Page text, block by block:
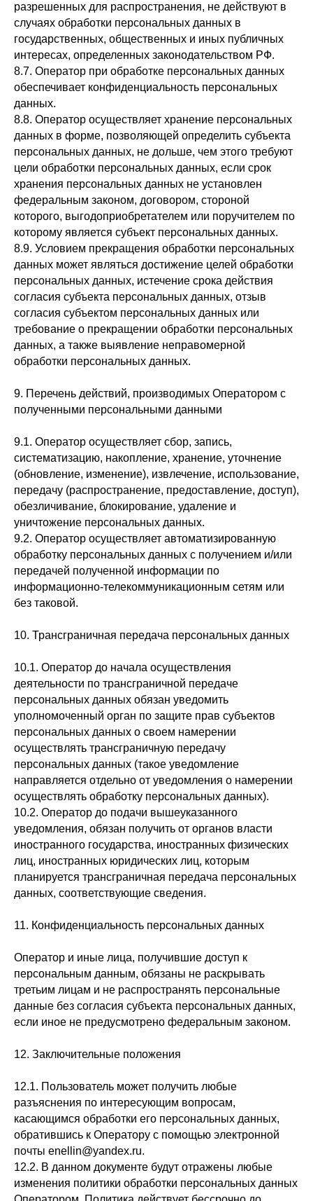
разрешенных для распространения, не действуют в
случаях обработки персональных данных в
государственных, общественных и иных публичных
интересах, определенных законодательством РФ.
8.7. Оператор при обработке персональных данных
обеспечивает конфиденциальность персональных
данных.
8.8. Оператор осуществляет хранение персональных
данных в форме, позволяющей определить субъекта
персональных данных, не дольше, чем этого требуют
цели обработки персональных данных, если срок
хранения персональных данных не установлен
федеральным законом, договором, стороной
которого, выгодоприобретателем или поручителем по
которому является субъект персональных данных.
8.9. Условием прекращения обработки персональных
данных может являться достижение целей обработки
персональных данных, истечение срока действия
согласия субъекта персональных данных, отзыв
согласия субъектом персональных данных или
требование о прекращении обработки персональных
данных, а также выявление неправомерной
обработки персональных данных.
9. Перечень действий, производимых Оператором с
полученными персональными данными
9.1. Оператор осуществляет сбор, запись,
систематизацию, накопление, хранение, уточнение
(обновление, изменение), извлечение, использование,
передачу (распространение, предоставление, доступ),
обезличивание, блокирование, удаление и
уничтожение персональных данных.
9.2. Оператор осуществляет автоматизированную
обработку персональных данных с получением и/или
передачей полученной информации по
информационно-телекоммуникационным сетям или
без таковой.
10. Трансграничная передача персональных данных
10.1. Оператор до начала осуществления
деятельности по трансграничной передаче
персональных данных обязан уведомить
уполномоченный орган по защите прав субъектов
персональных данных о своем намерении
осуществлять трансграничную передачу
персональных данных (такое уведомление
направляется отдельно от уведомления о намерении
осуществлять обработку персональных данных).
10.2. Оператор до подачи вышеуказанного
уведомления, обязан получить от органов власти
иностранного государства, иностранных физических
лиц, иностранных юридических лиц, которым
планируется трансграничная передача персональных
данных, соответствующие сведения.
11. Конфиденциальность персональных данных
Оператор и иные лица, получившие доступ к
персональным данным, обязаны не раскрывать
третьим лицам и не распространять персональные
данные без согласия субъекта персональных данных,
если иное не предусмотрено федеральным законом.
12. Заключительные положения
12.1. Пользователь может получить любые
разъяснения по интересующим вопросам,
касающимся обработки его персональных данных,
обратившись к Оператору с помощью электронной
почты enellin@yandex.ru.
12.2. В данном документе будут отражены любые
изменения политики обработки персональных данных